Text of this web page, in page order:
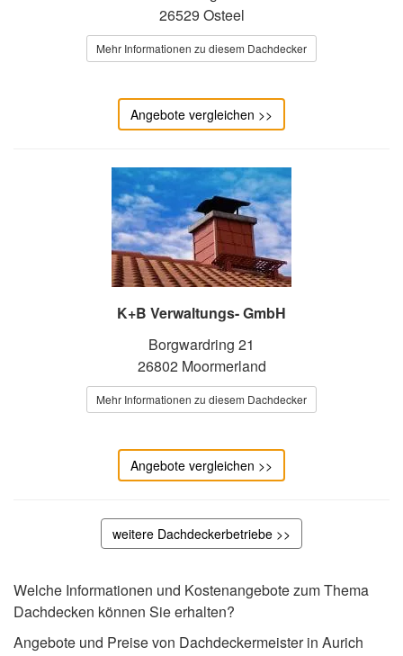
26529 Osteel
Mehr Informationen zu diesem Dachdecker
Angebote vergleichen >>
K+B Verwaltungs- GmbH
Borgwardring 21
26802 Moormerland
Mehr Informationen zu diesem Dachdecker
Angebote vergleichen >>
weitere Dachdeckerbetriebe >>
Welche Informationen und Kostenangebote zum Thema
Dachdecken können Sie erhalten?
Angebote und Preise von Dachdeckermeister in Aurich